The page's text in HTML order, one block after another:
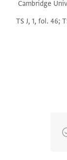
Cambridge
TS J, 1, fol. 46;